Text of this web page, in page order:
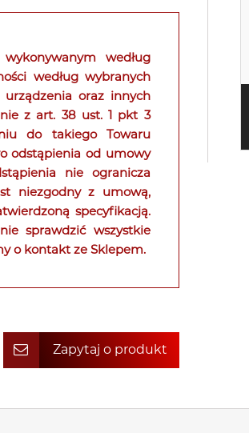
według
według wybranych
urządzenia oraz innych
z art. 38 ust. 1 pkt 3
do takiego Towaru
odstąpienia od umowy
nie ogranicza
niezgodny z umową,
specyfikacją.
sprawdzić wszystkie
o kontakt ze Sklepem.
Zapytaj o produkt